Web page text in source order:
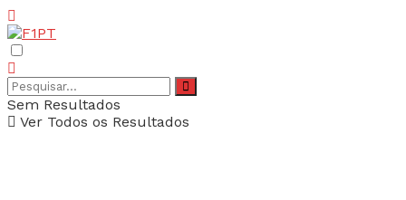
Sem Resultados
Ver Todos os Resultados